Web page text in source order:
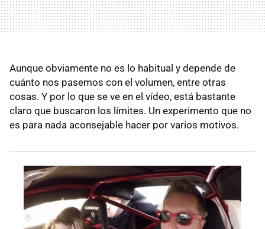
Aunque obviamente no es lo habitual y depende de
cuánto nos pasemos con el volumen, entre otras
cosas. Y por lo que se ve en el vídeo, está bastante
claro que buscaron los límites. Un experimento que no
es para nada aconsejable hacer por varios motivos.